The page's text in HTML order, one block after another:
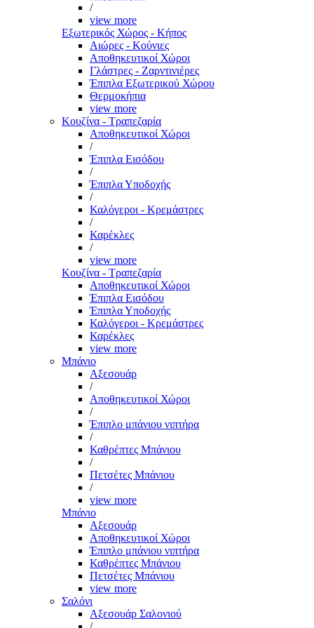
/
view more
Εξωτερικός Χώρος - Κήπος
Αιώρες - Κούνιες
Αποθηκευτικοί Χώροι
Γλάστρες - Ζαρντινιέρες
Έπιπλα Εξωτερικού Χώρου
Θερμοκήπια
view more
Κουζίνα - Τραπεζαρία
Αποθηκευτικοί Χώροι
/
Έπιπλα Εισόδου
/
Έπιπλα Υποδοχής
/
Καλόγεροι - Κρεμάστρες
/
Καρέκλες
/
view more
Κουζίνα - Τραπεζαρία
Αποθηκευτικοί Χώροι
Έπιπλα Εισόδου
Έπιπλα Υποδοχής
Καλόγεροι - Κρεμάστρες
Καρέκλες
view more
Μπάνιο
Αξεσουάρ
/
Αποθηκευτικοί Χώροι
/
Έπιπλο μπάνιου νιπτήρα
/
Καθρέπτες Μπάνιου
/
Πετσέτες Μπάνιου
/
view more
Μπάνιο
Αξεσουάρ
Αποθηκευτικοί Χώροι
Έπιπλο μπάνιου νιπτήρα
Καθρέπτες Μπάνιου
Πετσέτες Μπάνιου
view more
Σαλόνι
Αξεσουάρ Σαλονιού